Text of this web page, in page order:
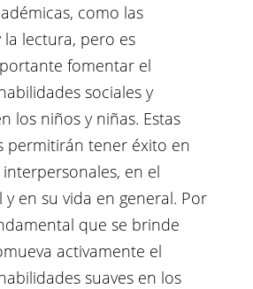
como las
la lectura, pero es
fomentar el
sociales y
los niños y niñas. Estas
permitirán tener éxito en
en el
en su vida en general. Por
que se brinde
activamente el
suaves en los